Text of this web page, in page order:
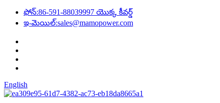
ఫోన్:86-591-88039997 యొక్క కీవర్డ్
ఇ-మెయిల్:sales@mamopower.com
English